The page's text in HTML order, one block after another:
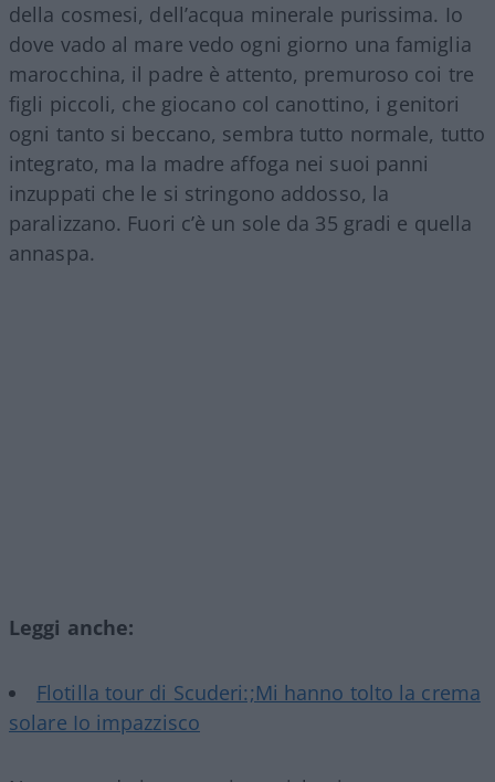
della cosmesi, dell’acqua minerale purissima. Io
dove vado al mare vedo ogni giorno una famiglia
marocchina, il padre è attento, premuroso coi tre
figli piccoli, che giocano col canottino, i genitori
ogni tanto si beccano, sembra tutto normale, tutto
integrato, ma la madre affoga nei suoi panni
inzuppati che le si stringono addosso, la
paralizzano. Fuori c’è un sole da 35 gradi e quella
annaspa.
Leggi anche:
Flotilla tour di Scuderi:;Mi hanno tolto la crema
solare Io impazzisco